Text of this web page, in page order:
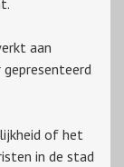
aan
of het
in de stad